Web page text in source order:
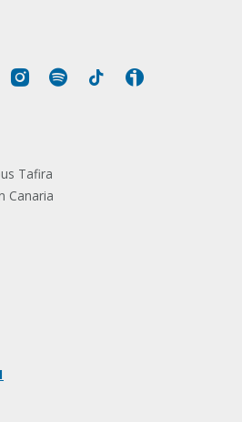
YouTubeInstagram
Spotify Tiktok
Tafira
Canaria